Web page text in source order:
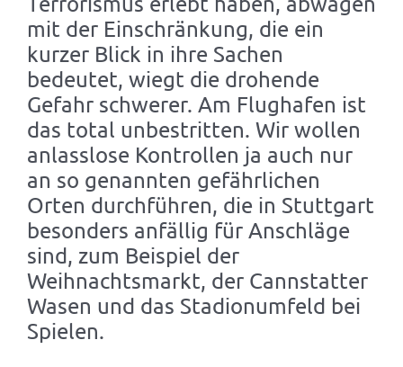
mit der Einschränkung, die ein
kurzer Blick in ihre Sachen
bedeutet, wiegt die drohende
Gefahr schwerer. Am Flughafen ist
das total unbestritten. Wir wollen
anlasslose Kontrollen ja auch nur
an so genannten gefährlichen
Orten durchführen, die in Stuttgart
besonders anfällig für Anschläge
sind, zum Beispiel der
Weihnachtsmarkt, der Cannstatter
Wasen und das Stadionumfeld bei
Spielen.